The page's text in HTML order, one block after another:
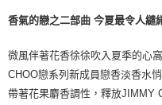
香氣的戀之二部曲 今夏最令人繾
微風伴著花香徐徐吹入夏季的心
CHOO戀系列新成員戀香淡香水
帶著花果麝香調性，釋放JIMMY